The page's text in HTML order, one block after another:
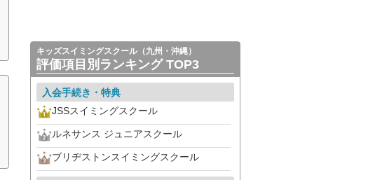
キッズスイミングスクール（九州・沖縄）
評価項目別ランキング TOP3
入会手続き・特典
JSSスイミングスクール
ルネサンス ジュニアスクール
ブリヂストンスイミングスクール